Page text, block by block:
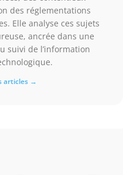
des réglementations
Elle analyse ces sujets
ancrée dans une
suivi de l’information
articles →